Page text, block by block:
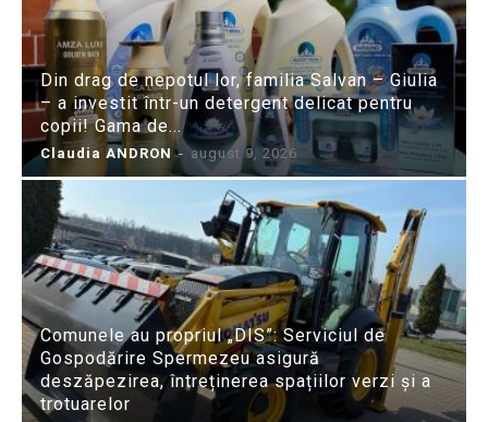
Din drag de nepotul lor, familia Salvan – Giulia
– a investit într-un detergent delicat pentru
copii! Gama de...
Claudia ANDRON - august 9, 2026
Comunele au propriul „DIS”: Serviciul de
Gospodărire Spermezeu asigură
deszăpezirea, întreținerea spațiilor verzi și a
trotuarelor